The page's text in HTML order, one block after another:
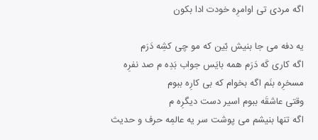
اگه مردی تی اوامرِه خودت ادا بکون
یه دفه می جا بنیش بّین که مو چی کشِه دَرَم
اگه کاری کَه دَرَم همه بایَس جواب بَدِه م صد نفرِه
مسخرِه بنَم اگه بخوام که بی کارِه ببوم
وقتی عاشقَه ببوم اسیر دست دیگرِه م
اگه تنها بنیشم می پوشت سر یه عالمِه حرف و حدیث